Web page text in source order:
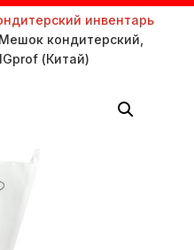
инвентарь
кондитерский,
(Китай)